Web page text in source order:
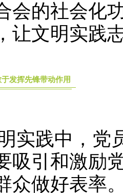
会的社会化
让文明实践
发挥先锋带动作用
实践中，党
吸引和激励
众做好表率